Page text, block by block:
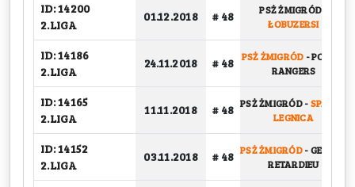
ID: 14200
2.LIGA
01.12.2018 # 48 PSŻ ŻMIGRÓD
ŁOBUZERSI
ID: 14186
2.LIGA
24.11.2018 # 48 PSŻ ŻMIGRÓD -POWER
RANGERS
ID: 14165
2.LIGA
11.11.2018 # 48 PSŻ ŻMIGRÓD-SPARTA
LEGNICA
ID: 14152
2.LIGA
03.11.2018 # 48 PSŻ ŻMIGRÓD-GEPARD
RETARDIEU